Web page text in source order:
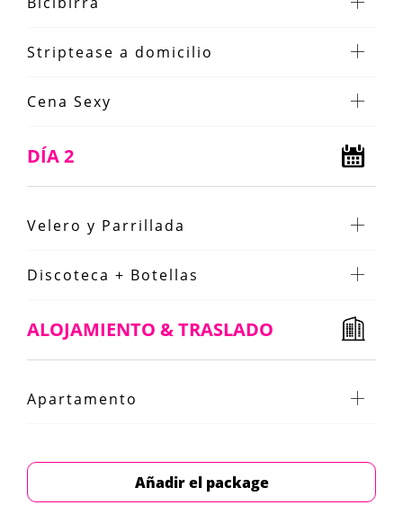
Striptease a domicilio
Cena Sexy
DÍA 2
Velero y Parrillada
Discoteca + Botellas
ALOJAMIENTO & TRASLADO
Apartamento
Añadir el package